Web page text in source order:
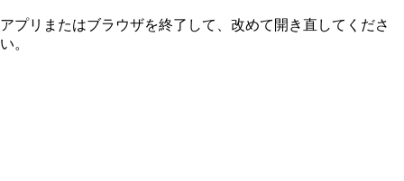
アプリまたはブラウザを終了して、改めて開き直してくださ
い。